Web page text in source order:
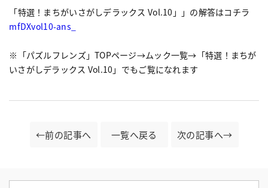
「特選！まちがいさがしデラックス Vol.10」」の解答はコチラ
mfDXvol10-ans_
※「パズルフレンズ」TOPページ→ムック一覧→「特選！まちが
いさがしデラックス Vol.10」でもご覧になれます
←前の記事へ 一覧へ戻る 次の記事へ→